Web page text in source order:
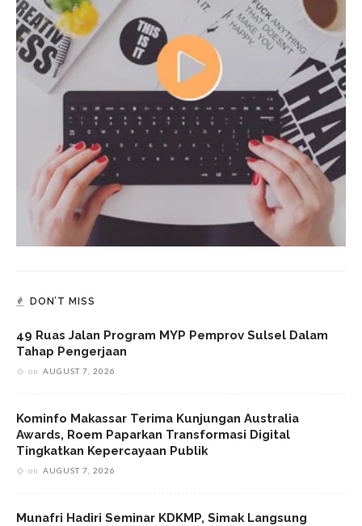
DON’T MISS
49 Ruas Jalan Program MYP Pemprov Sulsel Dalam
Tahap Pengerjaan
on AUGUST 7, 2026
Kominfo Makassar Terima Kunjungan Australia
Awards, Roem Paparkan Transformasi Digital
Tingkatkan Kepercayaan Publik
on AUGUST 7, 2026
Munafri Hadiri Seminar KDKMP, Simak Langsung